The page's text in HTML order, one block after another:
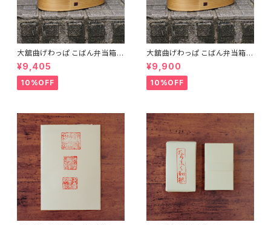
大舘曲げわっぱ こばん弁当箱
（小） りょうび庵 秋田県大舘市
【伝統的工芸品】【民藝品】【ギフ
ト プレゼント】【父の日 お誕生
日】
¥9,405
10%OFF
大舘曲げわっぱ こばん弁当箱
（中） りょうび庵 秋田県大舘市
【伝統的工芸品】【民藝品】【ギフ
ト プレゼント】【父の日 お誕生
日】
¥9,900
10%OFF